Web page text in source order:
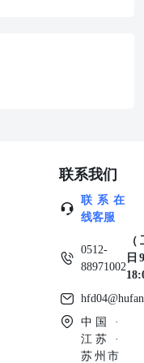
联系我们
联系在
线客服
0512-
88971002
日
中国 ·
江苏 ·
苏州市